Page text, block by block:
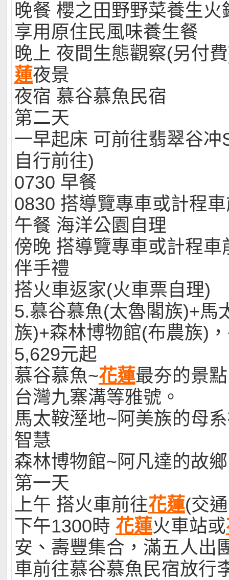
晚餐 櫻之田野野菜養生火
享用原住民風味養生餐
晚上 夜間生態觀察(另付
蓮夜景
夜宿 慕谷慕魚民宿
第二天
一早起床 可前往翡翠谷冲
自行前往)
0730 早餐
0830 搭導覽專車或計程
午餐 海洋公園自理
傍晚 搭導覽專車或計程車
伴手禮
搭火車返家(火車票自理)
5.慕谷慕魚(太魯閣族)+馬
族)+森林博物館(布農族)
5,629元起
慕谷慕魚~花蓮最夯的景
台灣九寨溝等雅號。
馬太鞍溼地~阿美族的母
智慧
森林博物館~阿凡達的故鄉
第一天
上午 搭火車前往花蓮(交
下午1300時 花蓮火車站或
安、壽豐集合，滿五人出
車前往慕谷慕魚民宿放行